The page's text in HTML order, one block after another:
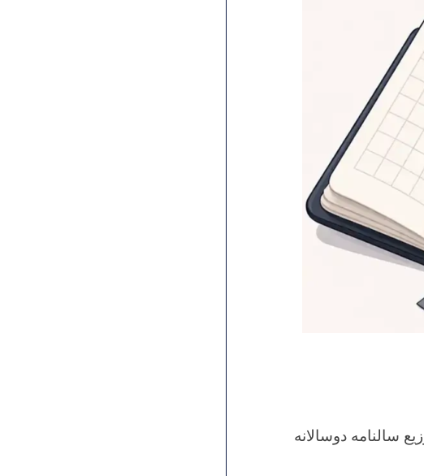
سالنامه دوسالانه